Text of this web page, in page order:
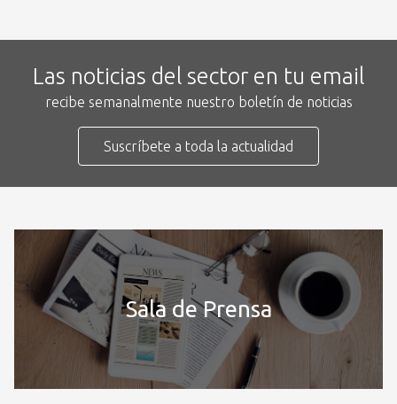
Las noticias del sector en tu email
recibe semanalmente nuestro boletín de noticias
Suscríbete a toda la actualidad
Sala de Prensa